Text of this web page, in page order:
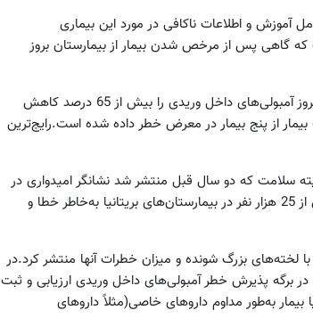
و اطلاعات ناکافی در مورد این بیماری
گاهی پس از مرخص شدن بیمار از بیمارستان بروز
مطالعات پزشکی نشان داده است که داروها می‌توانند میزان بروز آمبولی‌های داخل وریدی را بیش از 65 درصد کاهش
از پنج بیمار در معرض خطر داده شده است.رایج‌ترین
سلامت که دو سال قبل منتشر شد نشانگر امیدواری در
تغییر شرایط درمان برای این بیماری است.در همین حال بیش از 25 هزار نفر در بیمارستان‌های بریتانیا به‌خاطر خطا و
لخته‌های بزرگ شونده و میزان خطرات آنها منتشر کرد.در
برگه پذیرش خطر آمبولی‌های داخل وریدی ارزیابی و ثبت
به‌طور مداوم داروهای خاصی(مثلاً داروهای